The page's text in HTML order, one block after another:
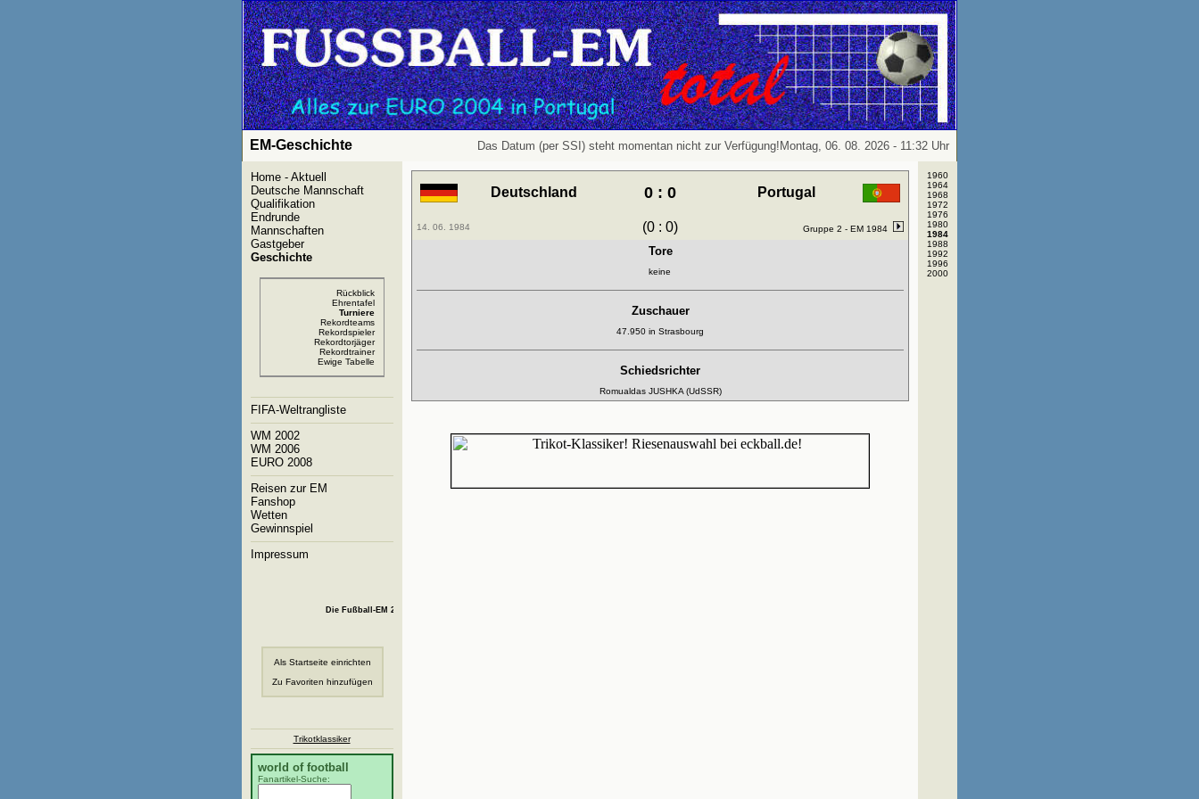
EM-Geschichte Das Datum (per SSI) steht momentan nicht zur Verfügung!Montag, 06. 08. 2026 - 11:32 Uhr
Home - Aktuell
Deutsche Mannschaft
Qualifikation
Endrunde
Mannschaften
Gastgeber
Geschichte
Rückblick
Ehrentafel
Turniere
Rekordteams
Rekordspieler
Rekordtorjäger
Rekordtrainer
Ewige Tabelle
FIFA-Weltrangliste
WM 2002
WM 2006
EURO 2008
Reisen zur EM
Fanshop
Wetten
Gewinnspiel
Impressum
Die Fußball-EM 2008 hat begonnen!
Als Startseite einrichten
Zu Favoriten hinzufügen
Trikotklassiker
world of football
Fanartikel-Suche:
Deutschland 0 : 0 Portugal
14. 06. 1984 (0 : 0) Gruppe 2 - EM 1984
Tore
keine
Zuschauer
47.950 in Strasbourg
Schiedsrichter
Romualdas JUSHKA (UdSSR)
1960
1964
1968
1972
1976
1980
1984
1988
1992
1996
2000